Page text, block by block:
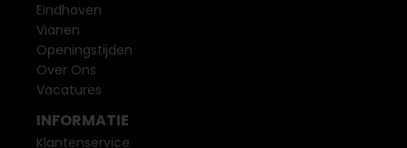
Eindhoven
Vianen
Openingstijden
Over Ons
Vacatures
INFORMATIE
Klantenservice